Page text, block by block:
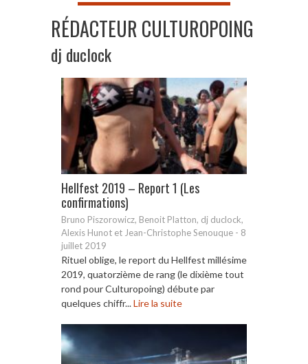
RÉDACTEUR CULTUROPOING
dj duclock
Hellfest 2019 – Report 1 (Les
confirmations)
Bruno Piszorowicz, Benoit Platton, dj duclock,
Alexis Hunot et Jean-Christophe Senouque - 8
juillet 2019
Rituel oblige, le report du Hellfest millésime
2019, quatorzième de rang (le dixième tout
rond pour Culturopoing) débute par
quelques chiffr...Lire la suite